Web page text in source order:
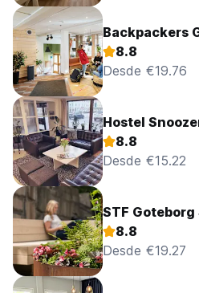
Backpackers
8.8
Desde €19.76
Hostel
8.8
Desde €15.22
STF
8.8
Desde €19.27